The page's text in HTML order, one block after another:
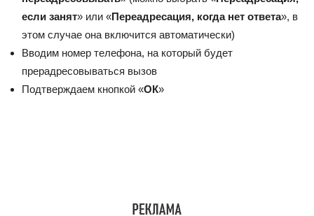
если занят» или «Переадресация, когда нет ответа», в
этом случае она включится автоматически)
Вводим номер телефона, на который будет
прерадресовываться вызов
Подтверждаем кнопкой «ОК»